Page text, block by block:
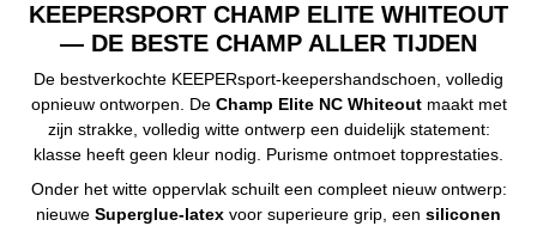
KEEPERSPORT CHAMP ELITE WHITEOUT
— DE BESTE CHAMP ALLER TIJDEN
De bestverkochte KEEPERsport-keepershandschoen, volledig
opnieuw ontworpen. De Champ Elite NC Whiteoutmaakt met
zijn strakke, volledig witte ontwerp een duidelijk statement:
klasse heeft geen kleur nodig. Purisme ontmoet topprestaties.
Onder het witte oppervlak schuilt een compleet nieuw ontwerp:
nieuwe Superglue-latex voor superieure grip, een siliconen